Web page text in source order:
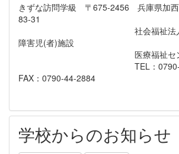
きずな訪問学級 〒675-2456 兵庫県加西
83-31
社会福祉法人養徳会
障害児(者)施設
医療福祉センター
TEL：0790-44-
FAX：0790-44-2884
学校からのお知らせ